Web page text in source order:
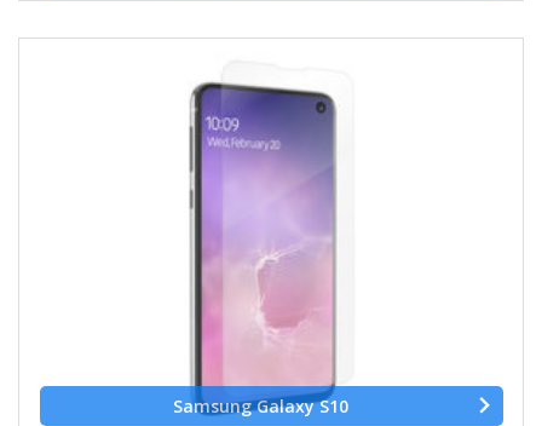
Samsung Galaxy S10